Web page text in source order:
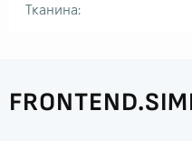
Тканина: